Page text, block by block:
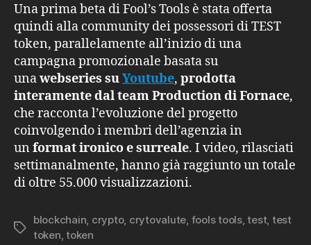
Una prima beta di Fool’s Tools è stata offerta
quindi alla community dei possessori di TEST
token, parallelamente all’inizio di una
campagna promozionale basata su
unawebseries suYoutube, prodotta
interamente dal team Production di Fornace,
che racconta l’evoluzione del progetto
coinvolgendo i membri dell’agenzia in
un format ironico e surreale. I video, rilasciati
settimanalmente, hanno già raggiunto un totale
di oltre 55.000 visualizzazioni.
Tag
blockchain crypto, crytovalute fools tools, test, test
token token